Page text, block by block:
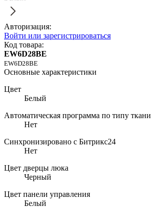
Авторизация:
Войти или зарегистрироваться
Код товара:
EW6D28BE
EW6D28BE
Основные характеристики
Цвет
Белый
Автоматическая программа по типу ткани
Нет
Синхронизировано с Битрикс24
Нет
Цвет дверцы люка
Черный
Цвет панели управления
Белый